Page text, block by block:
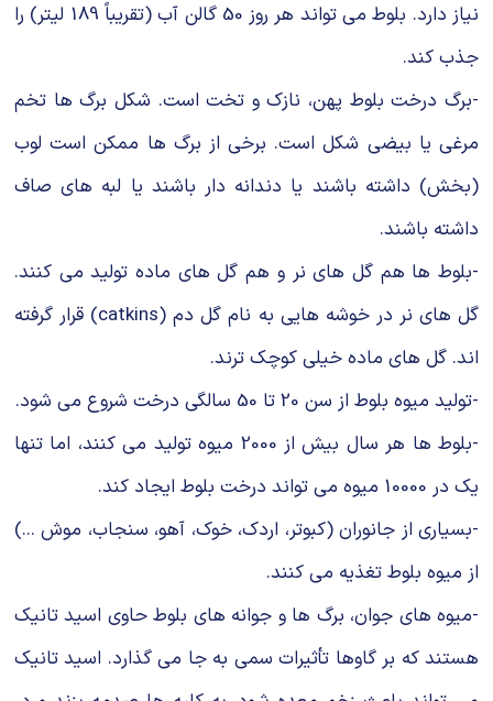
نیاز دارد. بلوط می تواند هر روز 50 گالن آب (تقریباً 189 لیتر) را
جذب کند.
-برگ درخت بلوط پهن، نازک و تخت است. شکل برگ ها تخم
مرغی یا بیضی شکل است. برخی از برگ ها ممکن است لوب
(بخش) داشته باشند یا دندانه دار باشند یا لبه های صاف
داشته باشند.
-بلوط ها هم گل های نر و هم گل های ماده تولید می کنند.
گل های نر در خوشه هایی به نام گل دم (catkins) قرار گرفته
اند. گل های ماده خیلی کوچک ترند.
-تولید میوه بلوط از سن 20 تا 50 سالگی درخت شروع می شود.
-بلوط ها هر سال بیش از 2000 میوه تولید می کنند، اما تنها
یک در 10000 میوه می تواند درخت بلوط ایجاد کند.
-بسیاری از جانوران (کبوتر، اردک، خوک، آهو، سنجاب، موش ...)
از میوه بلوط تغذیه می کنند.
-میوه های جوان، برگ ها و جوانه های بلوط حاوی اسید تانیک
هستند که بر گاوها تأثیرات سمی به جا می گذارد. اسید تانیک